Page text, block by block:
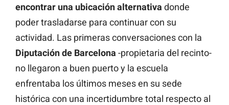
encontrar una ubicación alternativa donde
poder trasladarse para continuar con su
actividad. Las primeras conversaciones con la
Diputación de Barcelona -propietaria del recinto-
no llegaron a buen puerto y la escuela
enfrentaba los últimos meses en su sede
histórica con una incertidumbre total respecto al